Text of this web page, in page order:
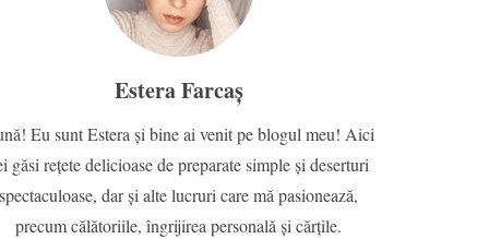
Estera Farcaș
Eu sunt Estera și bine ai venit pe blogul meu! Aici
găsi rețete delicioase de preparate simple și deserturi
spectaculoase, dar și alte lucruri care mă pasionează,
precum călătoriile, îngrijirea personală și cărțile.